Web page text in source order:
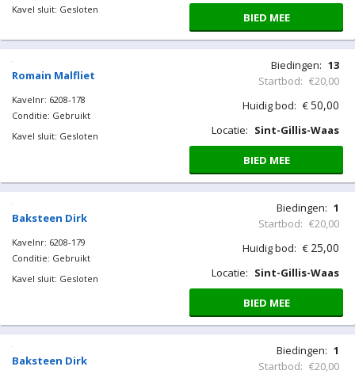
Kavel sluit: Gesloten
BIED MEE
Romain Malfliet
Kavelnr: 6208-178
Conditie: Gebruikt
Kavel sluit: Gesloten
Biedingen: 13
Startbod: €20,00
Huidig bod: €50,00
Locatie: Sint-Gillis-Waas
BIED MEE
Baksteen Dirk
Kavelnr: 6208-179
Conditie: Gebruikt
Kavel sluit: Gesloten
Biedingen: 1
Startbod: €20,00
Huidig bod: € 25,00
Locatie: Sint-Gillis-Waas
BIED MEE
Baksteen Dirk
Biedingen: 1
Startbod: €20,00